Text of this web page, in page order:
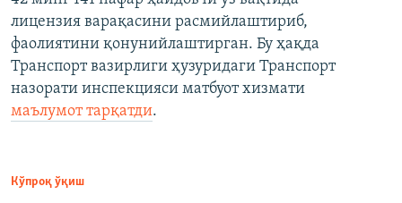
лицензия варақасини расмийлаштириб,
фаолиятини қонунийлаштирган. Бу ҳақда
Транспорт вазирлиги ҳузуридаги Транспорт
назорати инспекцияси матбуот хизмати
маълумот тарқатди.
Кўпроқ ўқиш